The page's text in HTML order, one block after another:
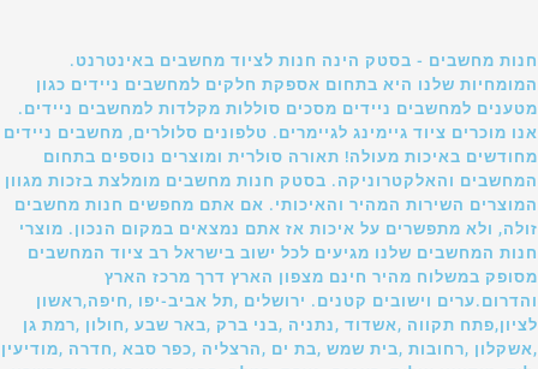
חנות מחשבים - בסטק הינה חנות לציוד מחשבים באינטרנט.
המומחיות שלנו היא בתחום אספקת חלקים למחשבים ניידים כגון
מטענים למחשבים ניידים מסכים סוללות מקלדות למחשבים ניידים.
אנו מוכרים ציוד גיימינג לגיימרים. טלפונים סלולרים, מחשבים ניידים
מחודשים באיכות מעולה! תאורה סולרית ומוצרים נוספים בתחום
המחשבים והאלקטרוניקה. בסטק חנות מחשבים מומלצת בזכות מגוון
המוצרים השירות המהיר והאיכותי. אם אתם מחפשים חנות מחשבים
זולה, ולא מתפשרים על איכות אז אתם נמצאים במקום הנכון. מוצרי
חנות המחשבים שלנו מגיעים לכל ישוב בישראל רב ציוד המחשבים
מסופק במשלוח מהיר חינם מצפון הארץ דרך מרכז הארץ
והדרום.ערים וישובים קטנים. ירושלים ,תל אביב-יפו ,חיפה,ראשון
לציון,פתח תקווה ,אשדוד ,נתניה ,בני ברק ,באר שבע ,חולון ,רמת גן
,אשקלון ,רחובות ,בית שמש ,בת ים ,הרצליה ,כפר סבא ,חדרה ,מודיעין